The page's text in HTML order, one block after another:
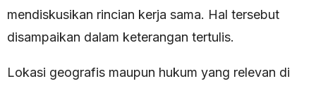
mendiskusikan rincian kerja sama. Hal tersebut
disampaikan dalam keterangan tertulis.
Lokasi geografis maupun hukum yang relevan di